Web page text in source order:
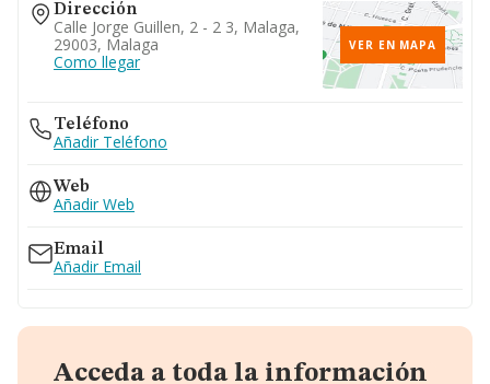
Dirección
Calle Jorge Guillen, 2 - 2 3, Malaga,
29003, Malaga
Como llegar
VER EN MAPA
Teléfono
Añadir Teléfono
Web
Añadir Web
Email
Añadir Email
Acceda a toda la información